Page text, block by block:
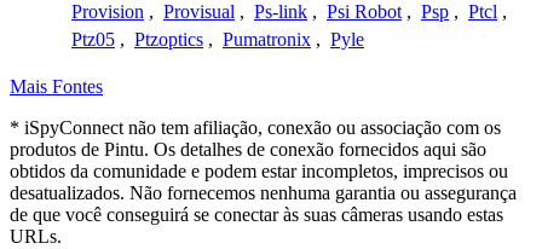
Provision , Provisual , Ps-link , Psi Robot , Psp , Ptcl ,
Ptz05 , Ptzoptics , Pumatronix , Pyle
Mais Fontes
* iSpyConnect não tem afiliação, conexão ou associação com os
produtos de Pintu. Os detalhes de conexão fornecidos aqui são
obtidos da comunidade e podem estar incompletos, imprecisos ou
desatualizados. Não fornecemos nenhuma garantia ou assegurança
de que você conseguirá se conectar às suas câmeras usando estas
URLs.